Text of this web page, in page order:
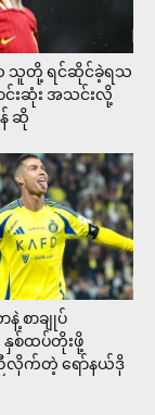
သူတို့ ရင်ဆိုင်ခဲ့ရသ
င်းဆုံး အသင်းလို့
ဆို
စာချုပ်
စ်ထပ်တိုးဖို့
က်တဲ့ ရော်နယ်ဒို